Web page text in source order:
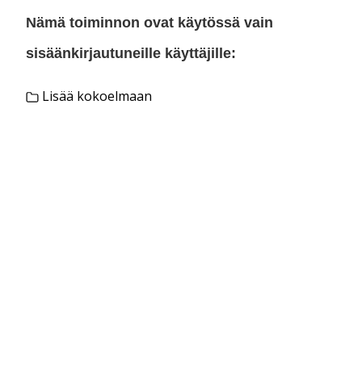
Nämä toiminnon ovat käytössä vain
sisäänkirjautuneille käyttäjille:
Lisää kokoelmaan